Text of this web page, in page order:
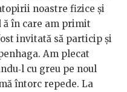
noastre fizice şi
ă în care am primit
invitată să particip şi
Am plecat
cu greu pe noul
întorc repede. La